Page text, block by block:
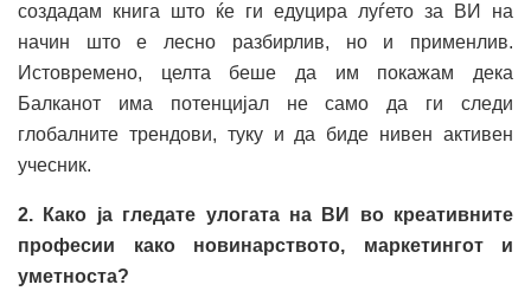
создадам книга што ќе ги едуцира луѓето за ВИ на
начин што е лесно разбирлив, но и применлив.
Истовремено, целта беше да им покажам дека
Балканот има потенцијал не само да ги следи
глобалните трендови, туку и да биде нивен активен
учесник.
2. Како ја гледате улогата на ВИ во креативните
професии како новинарството, маркетингот и
уметноста?